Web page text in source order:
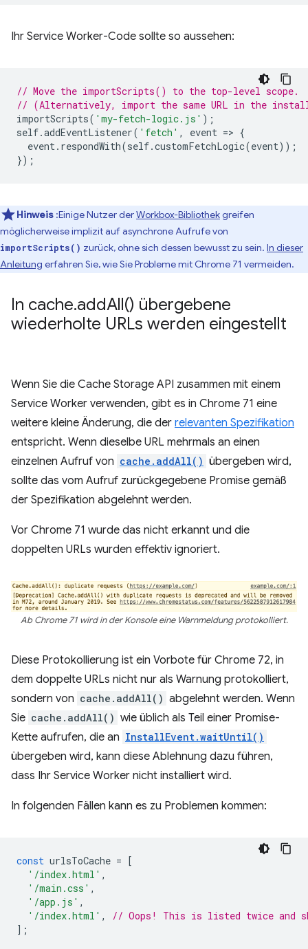
Ihr Service Worker-Code sollte so aussehen:
// Move the importScripts() to the top-level scope.
// (Alternatively, import the same URL in the
importScripts( 'my-fetch-logic.js' );
self.addEventListener( 'fetch' , event => {
event. respondWith(self.customFetchLogic(event));
});
Hinweis :Einige Nutzer derWorkbox-Bibliothekgreifen
möglicherweise implizit auf asynchrone Aufrufe von
importScripts() zurück, ohne sich dessen bewusst zu sein. In dieser
Anleitung erfahren Sie, wie Sie Probleme mit Chrome 71 vermeiden.
In cache.addAll() übergebene
wiederholte URLs werden eingestellt
Wenn Sie die Cache Storage API zusammen mit einem
Service Worker verwenden, gibt es in Chrome 71 eine
weitere kleine Änderung, die der relevanten Spezifikation
entspricht. Wenn dieselbe URL mehrmals an einen
einzelnen Aufruf von cache.addAll() übergeben wird,
sollte das vom Aufruf zurückgegebene Promise gemäß
der Spezifikation abgelehnt werden.
Vor Chrome 71 wurde das nicht erkannt und die
doppelten URLs wurden effektiv ignoriert.
Ab Chrome 71 wird in der Konsole eine Warnmeldung protokolliert.
Diese Protokollierung ist ein Vorbote für Chrome 72, in
dem doppelte URLs nicht nur als Warnung protokolliert,
sondern von cache.addAll() abgelehnt werden. Wenn
Sie cache.addAll() wie üblich als Teil einer Promise-
Kette aufrufen, die an InstallEvent.waitUntil()
übergeben wird, kann diese Ablehnung dazu führen,
dass Ihr Service Worker nicht installiert wird.
In folgenden Fällen kann es zu Problemen kommen:
const urlsToCache = [
'/index.html' ,
'/main.css' ,
'/app.js' ,
'/index.html' ,
// Oops! This is listed twice and
];